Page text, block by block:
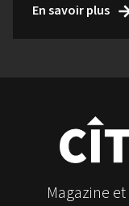
En savoir plus
Magazine